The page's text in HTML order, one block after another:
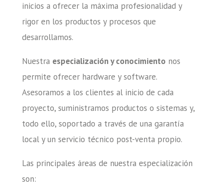
inicios a ofrecer la máxima profesionalidad y
rigor en los productos y procesos que
desarrollamos.
Nuestra especialización y conocimiento nos
permite ofrecer hardware y software.
Asesoramos a los clientes al inicio de cada
proyecto, suministramos productos o sistemas y,
todo ello, soportado a través de una garantía
local y un servicio técnico post-venta propio.
Las principales áreas de nuestra especialización
son: